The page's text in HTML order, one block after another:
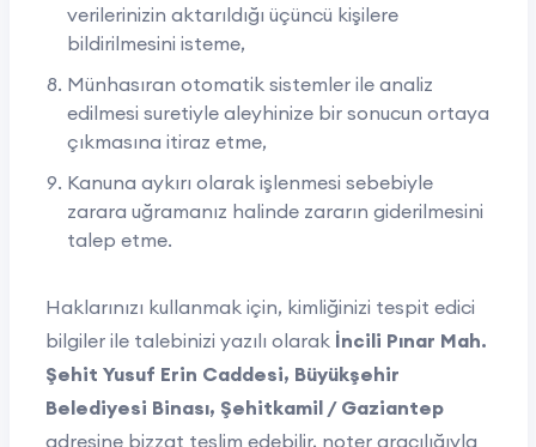
verilerinizin aktarıldığı üçüncü kişilere
bildirilmesini isteme,
Münhasıran otomatik sistemler ile analiz
edilmesi suretiyle aleyhinize bir sonucun ortaya
çıkmasına itiraz etme,
Kanuna aykırı olarak işlenmesi sebebiyle
zarara uğramanız halinde zararın giderilmesini
talep etme.
Haklarınızı kullanmak için, kimliğinizi tespit edici
bilgiler ile talebinizi yazılı olarak İncili Pınar Mah.
Şehit Yusuf Erin Caddesi, Büyükşehir
Belediyesi Binası, Şehitkamil / Gaziantep
adresine bizzat teslim edebilir, noter aracılığıyla